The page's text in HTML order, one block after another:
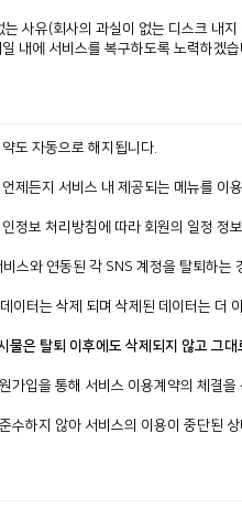
사유(회사의 과실이 없는 디스크 내
내에 서비스를 복구하도록 노력하겠습
도 자동으로 해지됩니다.
제든지 서비스 내 제공되는 메뉴를 이
정보 처리방침에 따라 회원의 일정 정
스와 연동된 각 SNS 계정을 탈퇴하는
이터는 삭제 되며 삭제된 데이터는 더
은 탈퇴 이후에도 삭제되지 않고 그대
입을 통해 서비스 이용계약의 체결을
수하지 않아 서비스의 이용이 중단된